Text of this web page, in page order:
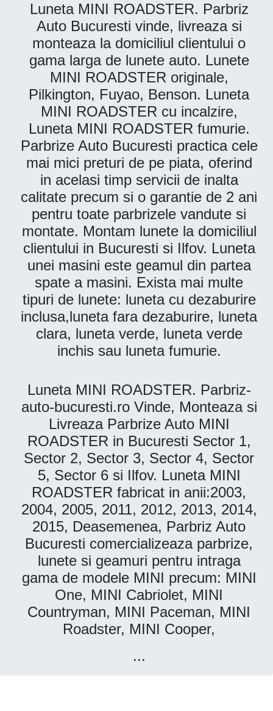
Luneta MINI ROADSTER. Parbriz
Auto Bucuresti vinde, livreaza si
monteaza la domiciliul clientului o
gama larga de lunete auto. Lunete
MINI ROADSTER originale,
Pilkington, Fuyao, Benson. Luneta
MINI ROADSTER cu incalzire,
Luneta MINI ROADSTER fumurie.
Parbrize Auto Bucuresti practica cele
mai mici preturi de pe piata, oferind
in acelasi timp servicii de inalta
calitate precum si o garantie de 2 ani
pentru toate parbrizele vandute si
montate. Montam lunete la domiciliul
clientului in Bucuresti si Ilfov. Luneta
unei masini este geamul din partea
spate a masini. Exista mai multe
tipuri de lunete: luneta cu dezaburire
inclusa,luneta fara dezaburire, luneta
clara, luneta verde, luneta verde
inchis sau luneta fumurie.
Luneta MINI ROADSTER. Parbriz-
auto-bucuresti.ro Vinde, Monteaza si
Livreaza Parbrize Auto MINI
ROADSTER in Bucuresti Sector 1,
Sector 2, Sector 3, Sector 4, Sector
5, Sector 6 si Ilfov. Luneta MINI
ROADSTER fabricat in anii:2003,
2004, 2005, 2011, 2012, 2013, 2014,
2015, Deasemenea, Parbriz Auto
Bucuresti comercializeaza parbrize,
lunete si geamuri pentru intraga
gama de modele MINI precum: MINI
One, MINI Cabriolet, MINI
Countryman, MINI Paceman, MINI
Roadster, MINI Cooper,
...